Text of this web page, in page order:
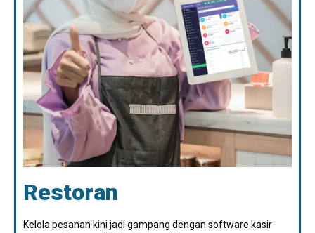
Restoran
Kelola pesanan kini jadi gampang dengan software kasir